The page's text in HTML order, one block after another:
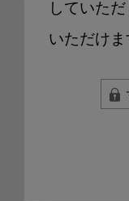
していた
いただけま